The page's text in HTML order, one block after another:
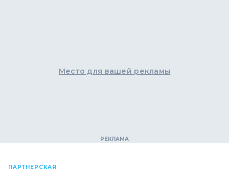
Место для вашей рекламы
ПАРТНЕРСКАЯ